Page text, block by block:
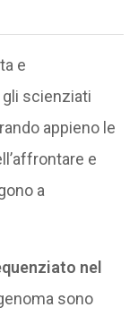
e
gli scienziati
appieno le
e
a
nel
sono